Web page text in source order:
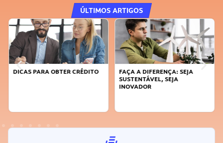
ÚLTIMOS ARTIGOS
DICAS PARA OBTER CRÉDITO
FAÇA A DIFERENÇA: SEJA
SUSTENTÁVEL, SEJA
INOVADOR